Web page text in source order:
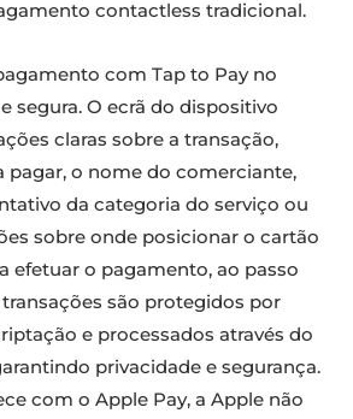
contactless tradicional.
com Tap to Pay no
segura. O ecrã do dispositivo
claras sobre a transação,
pagar, o nome do comerciante,
da categoria do serviço ou
sobre onde posicionar o cartão
efetuar o pagamento, ao passo
são protegidos por
e processados através do
privacidade e segurança.
com o Apple Pay, a Apple não